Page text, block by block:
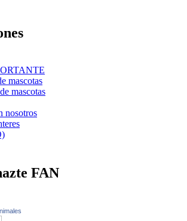
mascotas
mascotas
nosotros
FAN